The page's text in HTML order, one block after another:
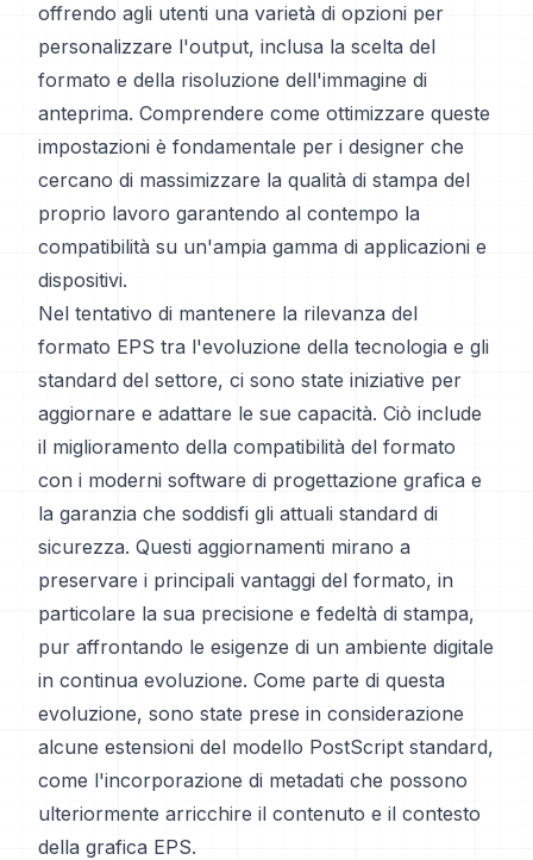
offrendo agli utenti una varietà di opzioni per
personalizzare l'output, inclusa la scelta del
formato e della risoluzione dell'immagine di
anteprima. Comprendere come ottimizzare queste
impostazioni è fondamentale per i designer che
cercano di massimizzare la qualità di stampa del
proprio lavoro garantendo al contempo la
compatibilità su un'ampia gamma di applicazioni e
dispositivi.
Nel tentativo di mantenere la rilevanza del
formato EPS tra l'evoluzione della tecnologia e gli
standard del settore, ci sono state iniziative per
aggiornare e adattare le sue capacità. Ciò include
il miglioramento della compatibilità del formato
con i moderni software di progettazione grafica e
la garanzia che soddisfi gli attuali standard di
sicurezza. Questi aggiornamenti mirano a
preservare i principali vantaggi del formato, in
particolare la sua precisione e fedeltà di stampa,
pur affrontando le esigenze di un ambiente digitale
in continua evoluzione. Come parte di questa
evoluzione, sono state prese in considerazione
alcune estensioni del modello PostScript standard,
come l'incorporazione di metadati che possono
ulteriormente arricchire il contenuto e il contesto
della grafica EPS.